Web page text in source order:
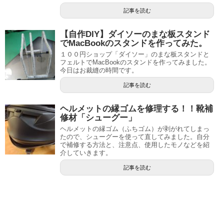
記事を読む
【自作DIY】ダイソーのまな板スタンド
でMacBookのスタンドを作ってみた。
１００円ショップ「ダイソー」のまな板スタンドと
フェルトでMacBookのスタンドを作ってみました。
今日はお裁縫の時間です。
記事を読む
ヘルメットの縁ゴムを修理する！！靴補
修材「シューグー」
ヘルメットの縁ゴム（ふちゴム）が剥がれてしまっ
たので、シューグーを使って直してみました。自分
で補修する方法と、注意点、使用したモノなどを紹
介していきます。
記事を読む